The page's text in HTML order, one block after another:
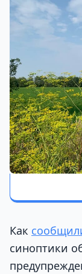
Как
синоптики